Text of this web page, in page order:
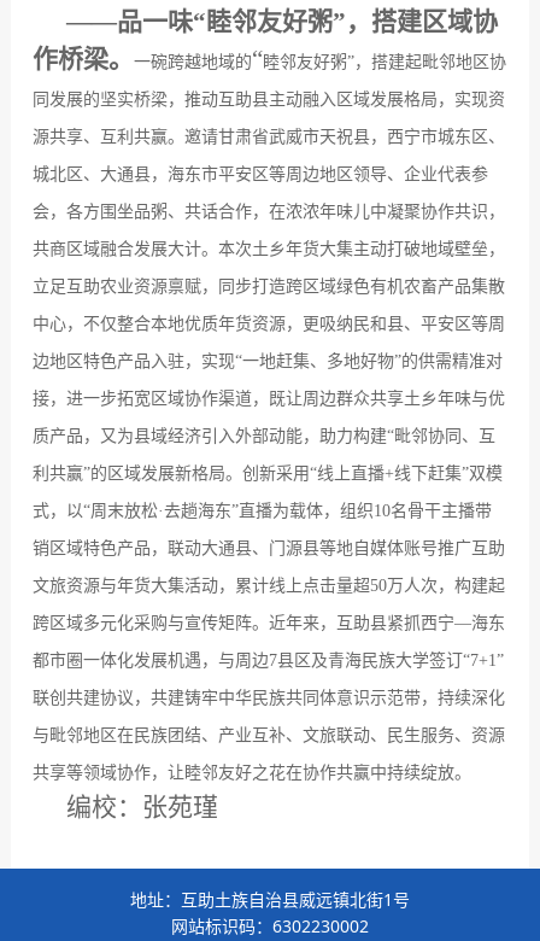
——品一味“睦邻友好粥”，搭建区域协
作桥梁。 一碗跨越地域的“睦邻友好粥”，搭建起毗邻地区协
同发展的坚实桥梁，推动互助县主动融入区域发展格局，实现资
源共享、互利共赢。邀请甘肃省武威市天祝县，西宁市城东区、
城北区、大通县，海东市平安区等周边地区领导、企业代表参
会，各方围坐品粥、共话合作，在浓浓年味儿中凝聚协作共识，
共商区域融合发展大计。本次土乡年货大集主动打破地域壁垒，
立足互助农业资源禀赋，同步打造跨区域绿色有机农畜产品集散
中心，不仅整合本地优质年货资源，更吸纳民和县、平安区等周
边地区特色产品入驻，实现“一地赶集、多地好物”的供需精准对
接，进一步拓宽区域协作渠道，既让周边群众共享土乡年味与优
质产品，又为县域经济引入外部动能，助力构建“毗邻协同、互
利共赢”的区域发展新格局。创新采用“线上直播+线下赶集”双模
式，以“周末放松·去趟海东”直播为载体，组织10名骨干主播带
销区域特色产品，联动大通县、门源县等地自媒体账号推广互助
文旅资源与年货大集活动，累计线上点击量超50万人次，构建起
跨区域多元化采购与宣传矩阵。近年来，互助县紧抓西宁—海东
都市圈一体化发展机遇，与周边7县区及青海民族大学签订“7+1”
联创共建协议，共建铸牢中华民族共同体意识示范带，持续深化
与毗邻地区在民族团结、产业互补、文旅联动、民生服务、资源
共享等领域协作，让睦邻友好之花在协作共赢中持续绽放。
编校：张苑瑾
地址：互助土族自治县威远镇北街1号
网站标识码：6302230002